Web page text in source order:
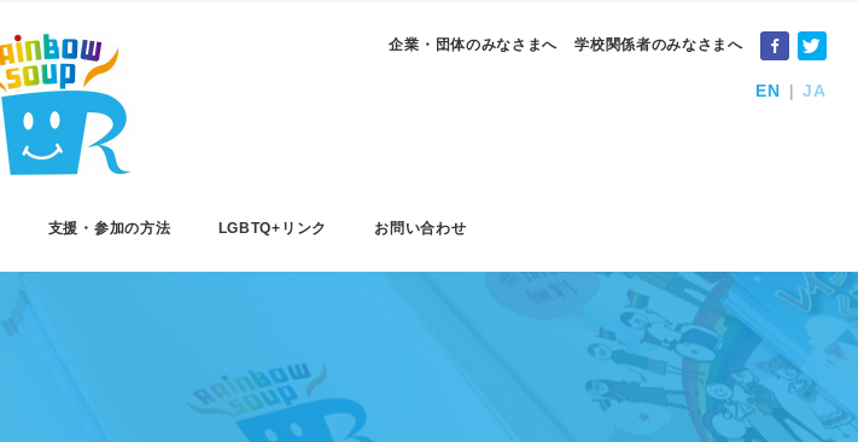
企業・団体のみなさまへ 学校関係者のみなさまへ
EN JA
支援・参加の方法 LGBTQ+リンク お問い合わせ